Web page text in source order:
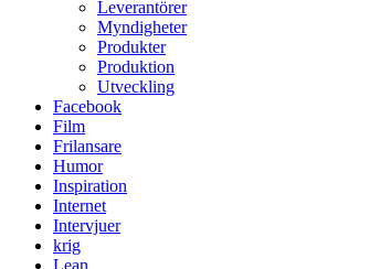
Leverantörer
Myndigheter
Produkter
Produktion
Utveckling
Facebook
Film
Frilansare
Humor
Inspiration
Internet
Intervjuer
krig
Lean